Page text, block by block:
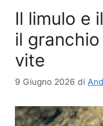
Il limulo e
il
vite
9 Giugno 2026 di